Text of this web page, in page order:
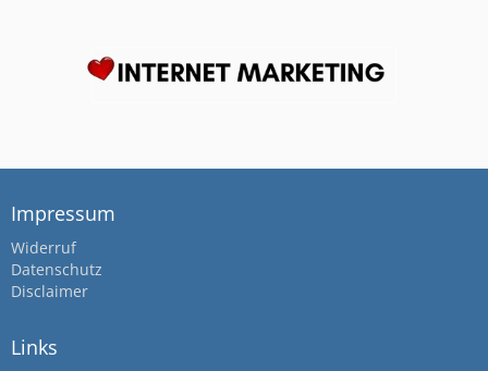
Impressum
Widerruf
Datenschutz
Disclaimer
Links